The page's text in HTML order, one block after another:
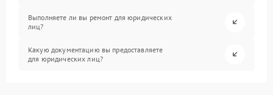
Выполняете ли вы ремонт для юридических
лиц?
Какую документацию вы предоставляете
для юридических лиц?